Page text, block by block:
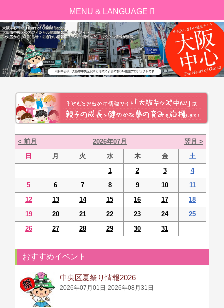
< 前月 2026年07月
翌月 >
日
月 火 水 木 金
土
1
2 3
4
5
6 7 8 9 10
11
12
13 14 15 16 17
18
19
20 21 22 23 24
25
26
27 28 29 30 31
おすすめイベント
中央区夏祭り情報2026
2026年07月01日-2026年08月31日